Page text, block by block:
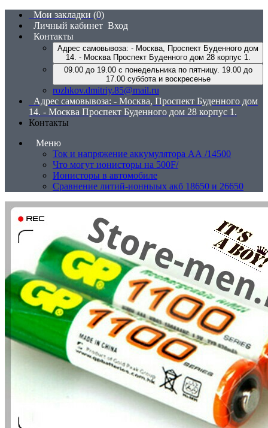
Мои закладки (0)
Личный кабинет Вход
Контакты
Адрес самовывоза: - Москва, Проспект Буденного дом
14. - Москва Проспект Буденного дом 28 корпус 1.
09.00 до 19.00 с понедельника по пятницу. 19.00 до
17.00 суббота и воскресенье
rozhkov.dmitriy.85@mail.ru
Адрес самовывоза: - Москва, Проспект Буденного дом
14. - Москва Проспект Буденного дом 28 корпус 1.
Контакты
Меню
Ток и напряжение аккумулятора АА /14500
Что могут ионисторы на 500F/
Ионисторы в автомобиле
Сравнение литий-ионныых акб 18650 и 26650